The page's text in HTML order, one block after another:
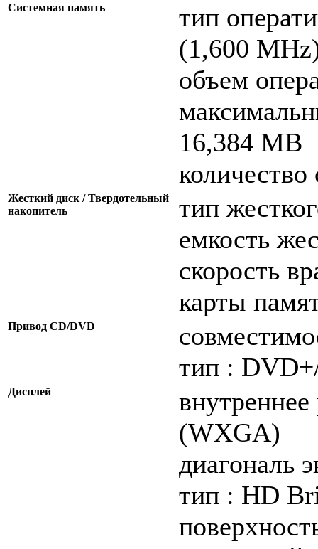
Системная память
тип
(1,600
объем
16,384 MB
Жесткий диск / Твердотельный
накопитель
тип
емкость
скорость
карты
Привод CD/DVD
тип :
Дисплей
(WXGA)
диагональ
тип : HD